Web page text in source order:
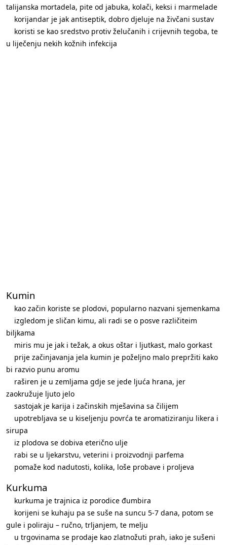
talijanska mortadela, pite od jabuka, kolači, keksi i marmelade
korijandar je jak antiseptik, dobro djeluje na živčani sustav
koristi se kao sredstvo protiv želučanih i crijevnih tegoba, te
u liječenju nekih kožnih infekcija
Kumin
kao začin koriste se plodovi, popularno nazvani sjemenkama
izgledom je sličan kimu, ali radi se o posve različiteim
biljkama
miris mu je jak i težak, a okus oštar i ljutkast, malo gorkast
prije začinjavanja jela kumin je poželjno malo prepržiti kako
bi razvio punu aromu
raširen je u zemljama gdje se jede ljuća hrana, jer
zaokružuje ljuto jelo
sastojak je karija i začinskih mješavina sa čilijem
upotrebljava se u kiseljenju povrća te aromatiziranju likera i
sirupa
iz plodova se dobiva eterično ulje
rabi se u ljekarstvu, veterini i proizvodnji parfema
pomaže kod nadutosti, kolika, loše probave i proljeva
Kurkuma
kurkuma je trajnica iz porodice đumbira
korijeni se kuhaju pa se suše na suncu 5-7 dana, potom se
gule i poliraju – ručno, trljanjem, te melju
u trgovinama se prodaje kao zlatnožuti prah, iako je sušeni